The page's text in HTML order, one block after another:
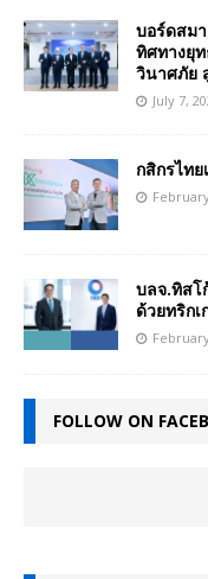
บอร์ดสม
ทิศทางยุ
วินาศภัย
July 7,
กสิกรไทย
บลจ.ทิสโ
ด้วยทริก
FOLLOW ON